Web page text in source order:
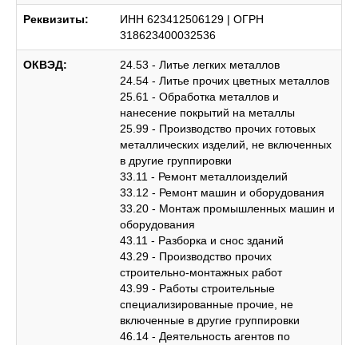
Реквизиты:
ИНН 623412506129 | ОГРН
318623400032536
ОКВЭД:
24.53 - Литье легких металлов
24.54 - Литье прочих цветных металлов
25.61 - Обработка металлов и
нанесение покрытий на металлы
25.99 - Производство прочих готовых
металлических изделий, не включенных
в другие группировки
33.11 - Ремонт металлоизделий
33.12 - Ремонт машин и оборудования
33.20 - Монтаж промышленных машин и
оборудования
43.11 - Разборка и снос зданий
43.29 - Производство прочих
строительно-монтажных работ
43.99 - Работы строительные
специализированные прочие, не
включенные в другие группировки
46.14 - Деятельность агентов по